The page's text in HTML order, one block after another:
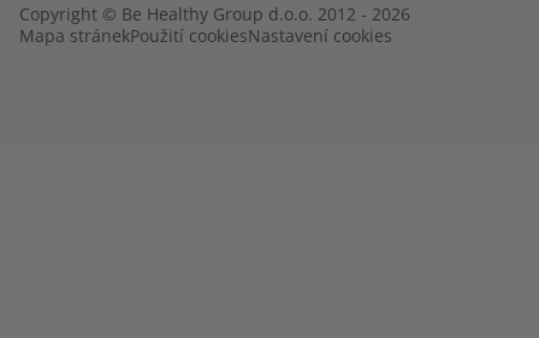
Copyright © Be Healthy Group d.o.o. 2012 - 2026
Mapa stránekPoužití cookiesNastavení cookies